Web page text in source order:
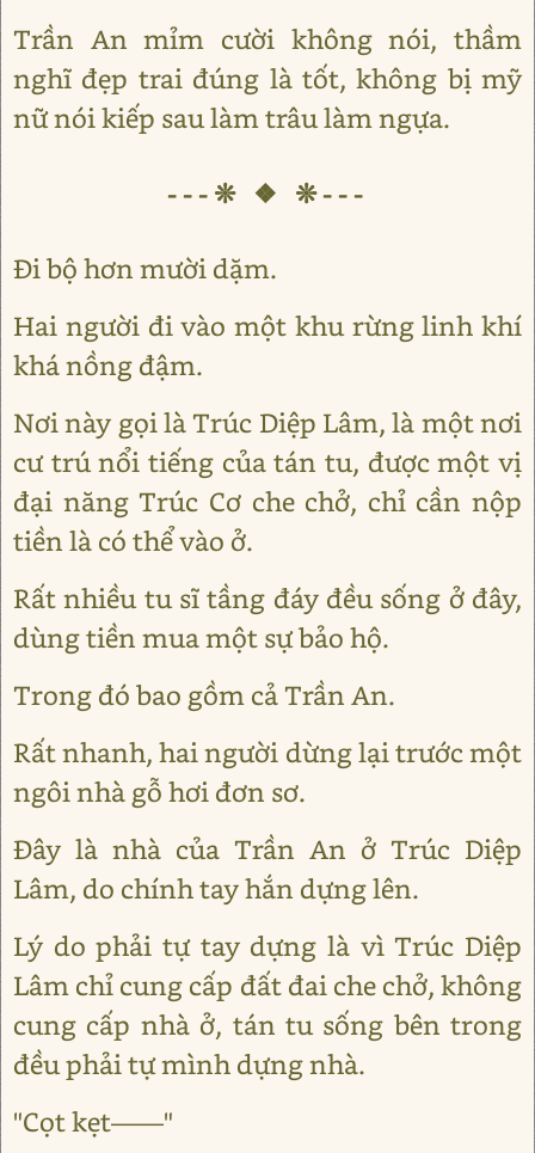
Trần An mỉm cười không nói, thầm
nghĩ đẹp trai đúng là tốt, không bị mỹ
nữ nói kiếp sau làm trâu làm ngựa.
---❊ ❖ ❊---
Đi bộ hơn mười dặm.
Hai người đi vào một khu rừng linh khí
khá nồng đậm.
Nơi này gọi là Trúc Diệp Lâm, là một nơi
cư trú nổi tiếng của tán tu, được một vị
đại năng Trúc Cơ che chở, chỉ cần nộp
tiền là có thể vào ở.
Rất nhiều tu sĩ tầng đáy đều sống ở đây,
dùng tiền mua một sự bảo hộ.
Trong đó bao gồm cả Trần An.
Rất nhanh, hai người dừng lại trước một
ngôi nhà gỗ hơi đơn sơ.
Đây là nhà của Trần An ở Trúc Diệp
Lâm, do chính tay hắn dựng lên.
Lý do phải tự tay dựng là vì Trúc Diệp
Lâm chỉ cung cấp đất đai che chở, không
cung cấp nhà ở, tán tu sống bên trong
đều phải tự mình dựng nhà.
"Cọt kẹt——"